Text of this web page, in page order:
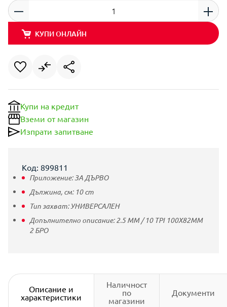
КУПИ ОНЛАЙН
Купи на кредит
Вземи от магазин
Изпрати запитване
Код: 899811
Приложение:ЗА ДЪРВО
Дължина, см: 10cm
Тип захват:УНИВЕРСАЛЕН
Допълнително описание:2.5 MM / 10 TPI 100X82MM
2 БРО
Описание и
характеристики
Наличност
по
магазини
Документи